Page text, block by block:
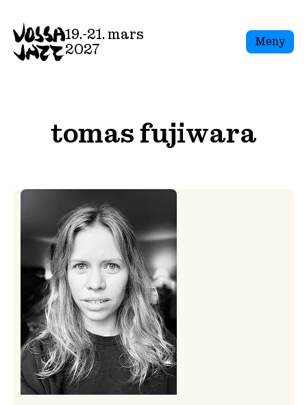
to
content
19.-21. mars
2027
Meny
tomas fujiwara